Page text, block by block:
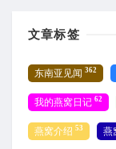
文章标签
东南亚见闻 362
我的燕窝日记 62
燕窝介绍 53 燕